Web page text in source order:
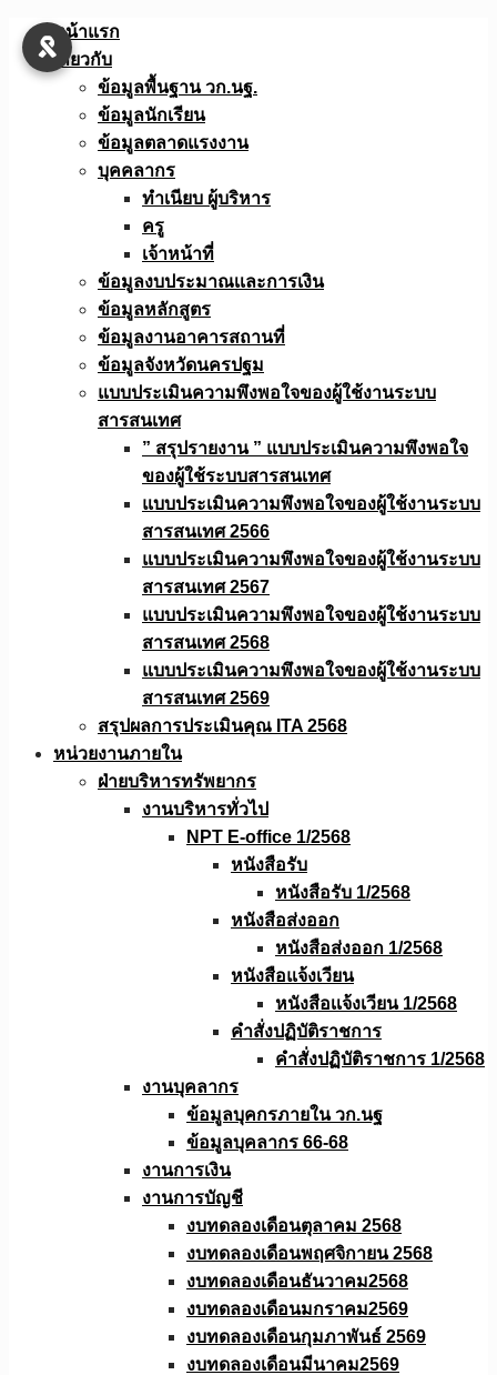
Skip
หน้าแรก
เกี่ยวกับ
ข้อมูลพื้นฐาน วก.นฐ.
ข้อมูลนักเรียน
ข้อมูลตลาดแรงงาน
บุคคลากร
ทำเนียบ ผู้บริหาร
ครู
เจ้าหน้าที่
ข้อมูลงบประมาณเเละการเงิน
ข้อมูลหลักสูตร
ข้อมูลงานอาคารสถานที่
ข้อมูลจังหวัดนครปฐม
แบบประเมินความพึงพอใจของผู้ใช้งานระบบ
สารสนเทศ
” สรุปรายงาน ” แบบประเมินความพึงพอใจ
ของผู้ใช้ระบบสารสนเทศ
แบบประเมินความพึงพอใจของผู้ใช้งานระบบ
สารสนเทศ 2566
แบบประเมินความพึงพอใจของผู้ใช้งานระบบ
สารสนเทศ 2567
แบบประเมินความพึงพอใจของผู้ใช้งานระบบ
สารสนเทศ 2568
แบบประเมินความพึงพอใจของผู้ใช้งานระบบ
สารสนเทศ 2569
สรุปผลการประเมินคุณ ITA 2568
หน่วยงานภายใน
ฝ่ายบริหารทรัพยากร
งานบริหารทั่วไป
NPT E-office 1/2568
หนังสือรับ
หนังสือรับ 1/2568
หนังสือส่งออก
หนังสือส่งออก 1/2568
หนังสือแจ้งเวียน
หนังสือเเจ้งเวียน 1/2568
คำสั่งปฏิบัติราชการ
คำสั่งปฏิบัติราชการ 1/2568
งานบุคลากร
ข้อมูลบุคกรภายใน วก.นฐ
ข้อมูลบุคลากร 66-68
งานการเงิน
งานการบัญชี
งบทดลองเดือนตุลาคม 2568
งบทดลองเดือนพฤศจิกายน 2568
งบทดลองเดือนธันวาคม2568
งบทดลองเดือนมกราคม2569
งบทดลองเดือนกุมภาพันธ์ 2569
งบทดลองเดือนมีนาคม2569